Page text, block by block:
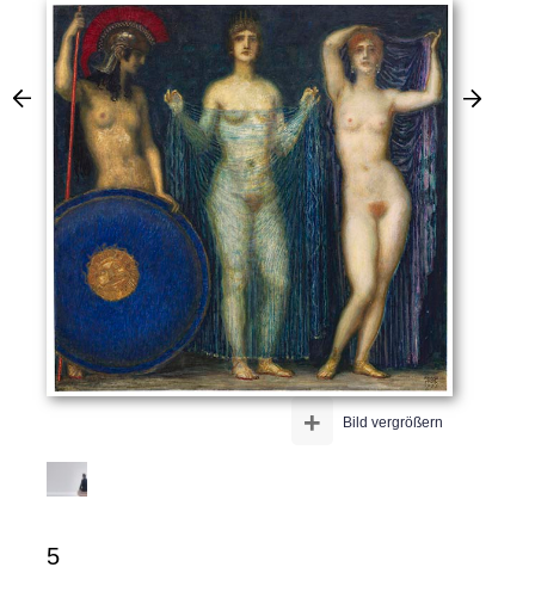
Bild vergrößern
+
5